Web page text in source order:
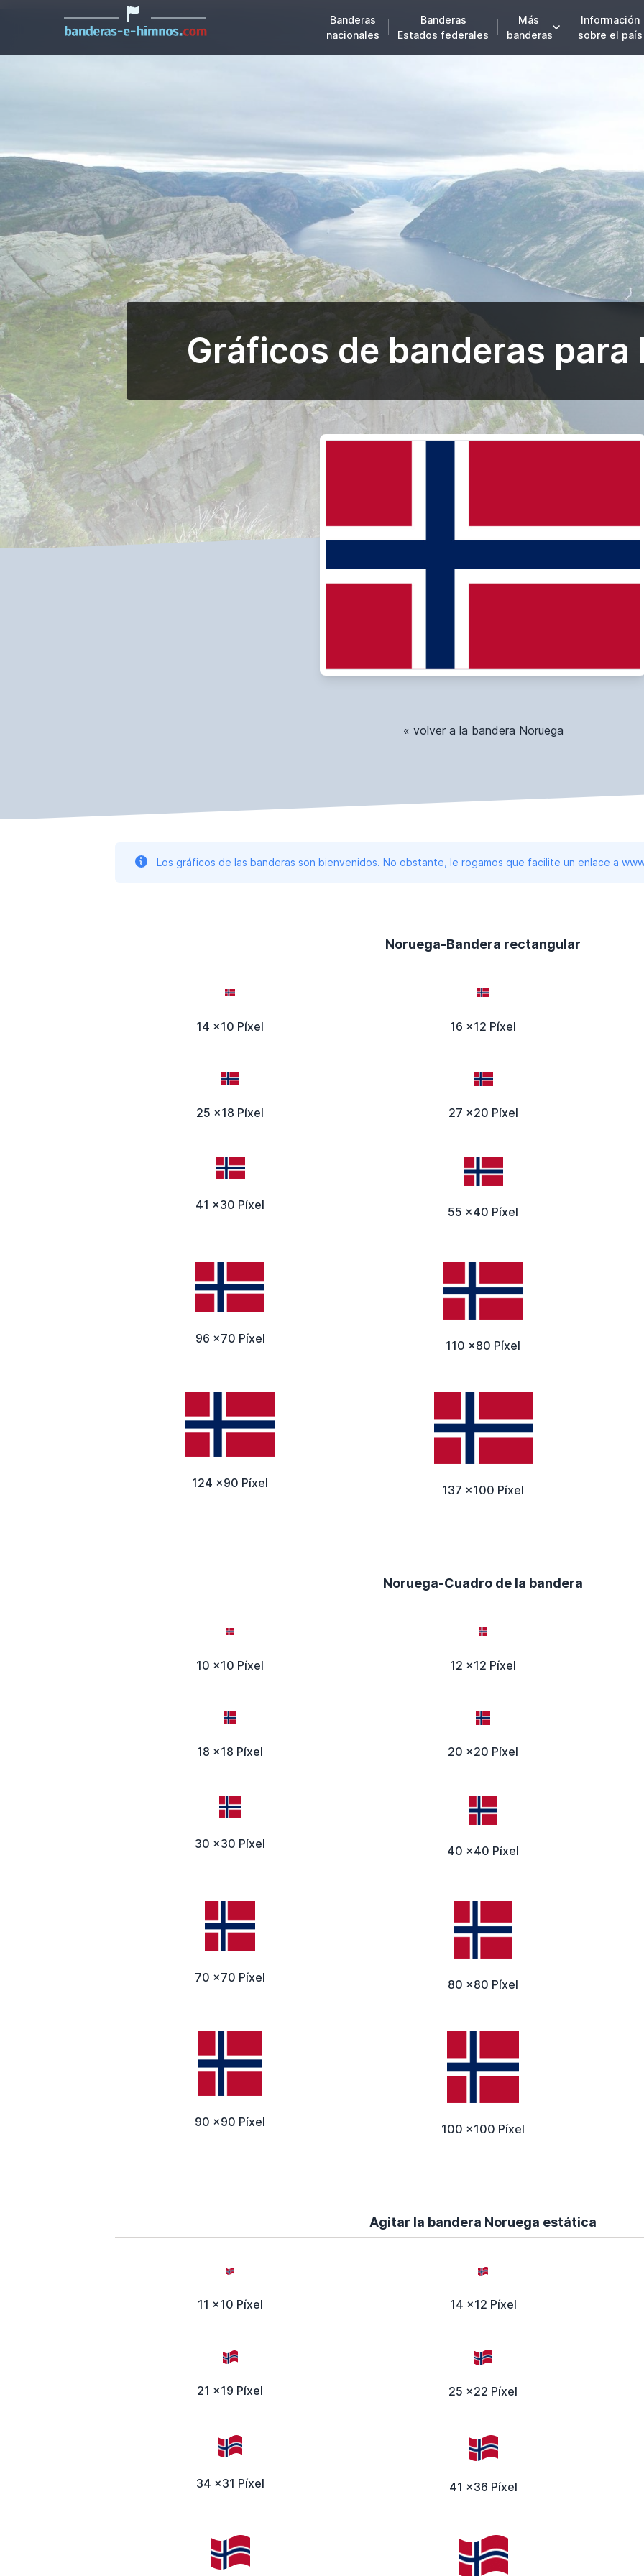
Banderas
nacionales
Banderas
Estados federales
Más
banderas
Información
sobre el país
Gráficos de banderas para
« volver a la bandera Noruega
Los gráficos de las banderas son bienvenidos. No obstante, le rogamos que facilite un enlace a
Noruega-Bandera rectangular
14 x10 Píxel 16 x12 Píxel
25 x18 Píxel 27 x20 Píxel
41 x30 Píxel 55 x40 Píxel
96 x70 Píxel 110 x80 Píxel
124 x90 Píxel 137 x100 Píxel
Noruega-Cuadro de la bandera
10 x10 Píxel 12 x12 Píxel
18 x18 Píxel 20 x20 Píxel
30 x30 Píxel 40 x40 Píxel
70 x70 Píxel 80 x80 Píxel
90 x90 Píxel 100 x100 Píxel
Agitar la bandera Noruega estática
11 x10 Píxel 14 x12 Píxel
21 x19 Píxel 25 x22 Píxel
34 x31 Píxel 41 x36 Píxel